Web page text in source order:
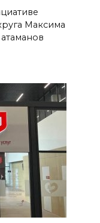
Максима